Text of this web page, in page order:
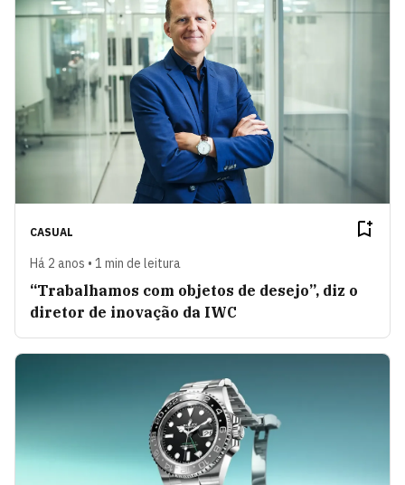
CASUAL
Há 2 anos • 1 min de leitura
“Trabalhamos com objetos de desejo”, diz o
diretor de inovação da IWC